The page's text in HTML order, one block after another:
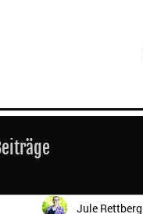
Jule Rettberg